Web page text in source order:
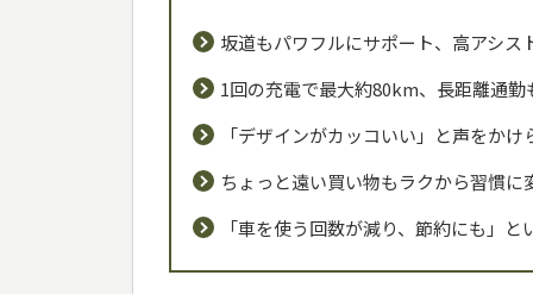
坂道もパワフルにサポート、高アシス
1回の充電で最大約80km、長距離通勤
「デザインがカッコいい」と声をかけ
ちょっと遠い買い物もラクから習慣に
「車を使う回数が減り、節約にも」と